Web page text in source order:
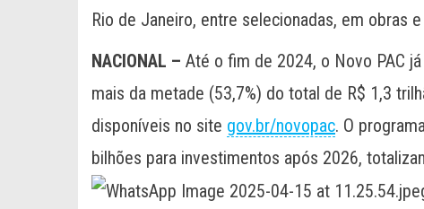
Rio de Janeiro, entre selecionadas, em obras
NACIONAL – Até o fim de 2024, o Novo PAC
mais da metade (53,7%) do total de R$ 1,3
disponíveis no site gov.br/novopac. O
bilhões para investimentos após 2026,